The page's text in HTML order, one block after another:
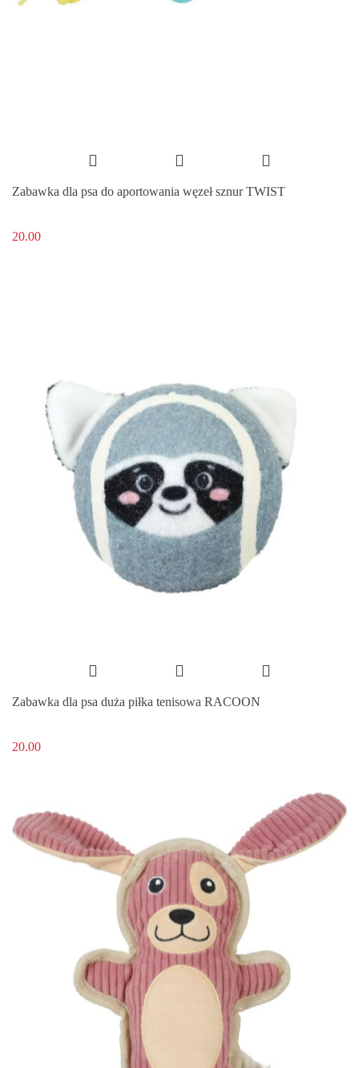
Zabawka dla psa do aportowania węzeł sznur TWIST
20.00
Zabawka dla psa duża piłka tenisowa RACOON
20.00